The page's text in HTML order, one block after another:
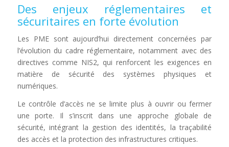
Des enjeux réglementaires et
sécuritaires en forte évolution
Les PME sont aujourd’hui directement concernées par
l’évolution du cadre réglementaire, notamment avec des
directives comme NIS2, qui renforcent les exigences en
matière de sécurité des systèmes physiques et
numériques.
Le contrôle d’accès ne se limite plus à ouvrir ou fermer
une porte. Il s’inscrit dans une approche globale de
sécurité, intégrant la gestion des identités, la traçabilité
des accès et la protection des infrastructures critiques.